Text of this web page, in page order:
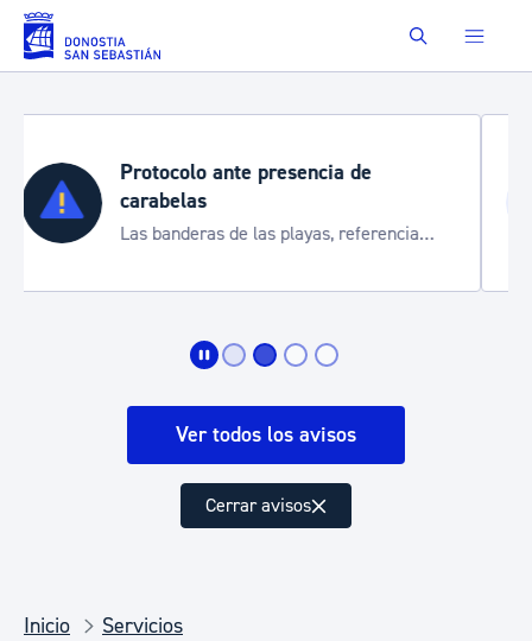
Saltar al contenido principal Buscar
Semana Grande 2026
Cortes de tráfico y servicios especiales
de transporte
Ver todos los avisos
Cerrar avisos
Inicio
Servicios